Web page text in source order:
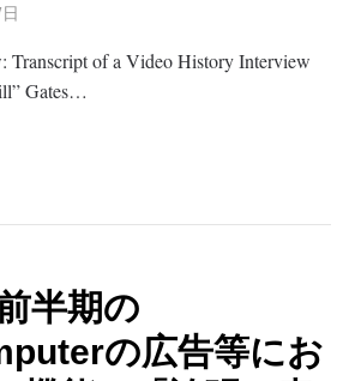
Transcript of a Video History Interview
Gates…
半期の
の広告等にお